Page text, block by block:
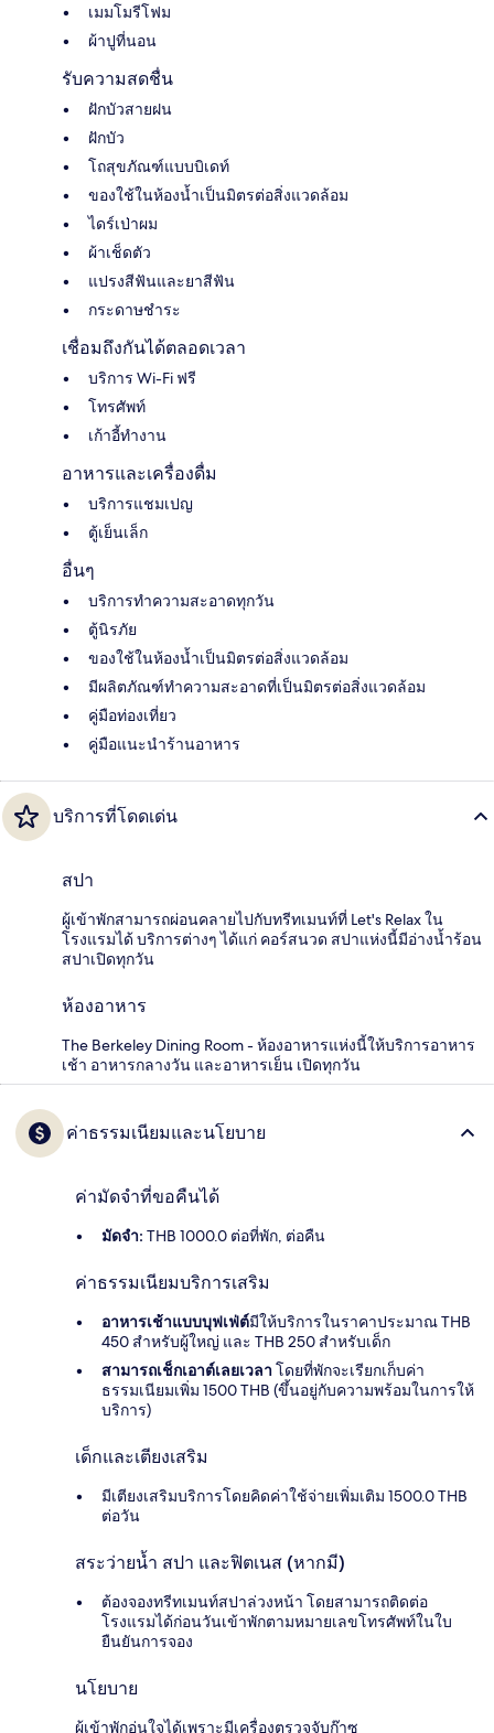
เมมโมรีโฟม
ผ้าปูที่นอน
รับความสดชื่น
ฝักบัวสายฝน
ฝักบัว
โถสุขภัณฑ์แบบบิเดท์
ของใช้ในห้องน้ำเป็นมิตรต่อสิ่งแวดล้อม
ไดร์เป่าผม
ผ้าเช็ดตัว
แปรงสีฟันและยาสีฟัน
กระดาษชำระ
เชื่อมถึงกันได้ตลอดเวลา
บริการ Wi-Fi ฟรี
โทรศัพท์
เก้าอี้ทำงาน
อาหารและเครื่องดื่ม
บริการแชมเปญ
ตู้เย็นเล็ก
อื่นๆ
บริการทำความสะอาดทุกวัน
ตู้นิรภัย
ของใช้ในห้องน้ำเป็นมิตรต่อสิ่งแวดล้อม
มีผลิตภัณฑ์ทำความสะอาดที่เป็นมิตรต่อสิ่งแวดล้อม
คู่มือท่องเที่ยว
คู่มือแนะนำร้านอาหาร
บริการที่โดดเด่น
สปา
ผู้เข้าพักสามารถผ่อนคลายไปกับทรีทเมนท์ที่ Let's Relax ใน
โรงแรมได้ บริการต่างๆ ได้แก่ คอร์สนวด สปาแห่งนี้มีอ่างน้ำร้อน
สปาเปิดทุกวัน
ห้องอาหาร
The Berkeley Dining Room - ห้องอาหารแห่งนี้ให้บริการอาหาร
เช้า อาหารกลางวัน และอาหารเย็น เปิดทุกวัน
ค่าธรรมเนียมและนโยบาย
ค่ามัดจำที่ขอคืนได้
มัดจำ: THB 1000.0 ต่อที่พัก, ต่อคืน
ค่าธรรมเนียมบริการเสริม
อาหารเช้าแบบบุฟเฟ่ต์มีให้บริการในราคาประมาณ THB
450 สำหรับผู้ใหญ่ และ THB 250 สำหรับเด็ก
สามารถเช็กเอาต์เลยเวลา โดยที่พักจะเรียกเก็บค่า
ธรรมเนียมเพิ่ม 1500 THB (ขึ้นอยู่กับความพร้อมในการให้
บริการ)
เด็กและเตียงเสริม
มีเตียงเสริมบริการโดยคิดค่าใช้จ่ายเพิ่มเติม 1500.0 THB
ต่อวัน
สระว่ายน้ำ สปา และฟิตเนส (หากมี)
ต้องจองทรีทเมนท์สปาล่วงหน้า โดยสามารถติดต่อ
โรงแรมได้ก่อนวันเข้าพักตามหมายเลขโทรศัพท์ในใบ
ยืนยันการจอง
นโยบาย
ผู้เข้าพักอุ่นใจได้เพราะมีเครื่องตรวจจับก๊าซ